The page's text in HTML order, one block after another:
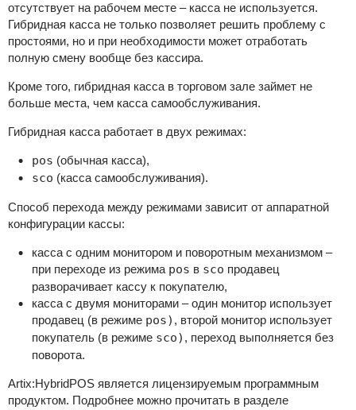
отсутствует на рабочем месте – касса не используется.
Гибридная касса не только позволяет решить проблему с
простоями, но и при необходимости может отработать
полную смену вообще без кассира.
Кроме того, гибридная касса в торговом зале займет не
больше места, чем касса самообслуживания.
Гибридная касса работает в двух режимах:
pos (обычная касса),
sco (касса самообслуживания).
Способ перехода между режимами зависит от аппаратной
конфигурации кассы:
касса с одним монитором и поворотным механизмом –
при переходе из режима pos в sco продавец
разворачивает кассу к покупателю,
касса с двумя мониторами – один монитор использует
продавец (в режиме pos) , второй монитор использует
покупатель (в режиме sco) , переход выполняется без
поворота.
Artix:HybridPOS является лицензируемым программным
продуктом. Подробнее можно прочитать в разделе